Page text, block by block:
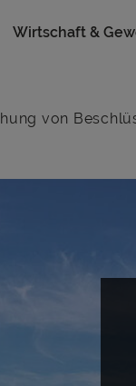
Wirtschaft &
von